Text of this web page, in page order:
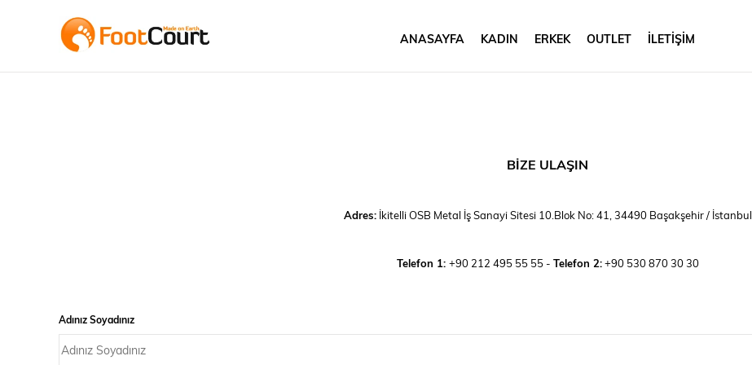
ANASAYFA KADIN ERKEK OUTLET İLETİŞİM
BİZE ULAŞIN
Adres:İkitelli OSB Metal İş Sanayi Sitesi 10.Blok No: 41, 34490 Başakşehir / İstanbul
Telefon 1: +90 212 495 55 55 - Telefon 2:+90 530 870 30 30
Adınız Soyadınız